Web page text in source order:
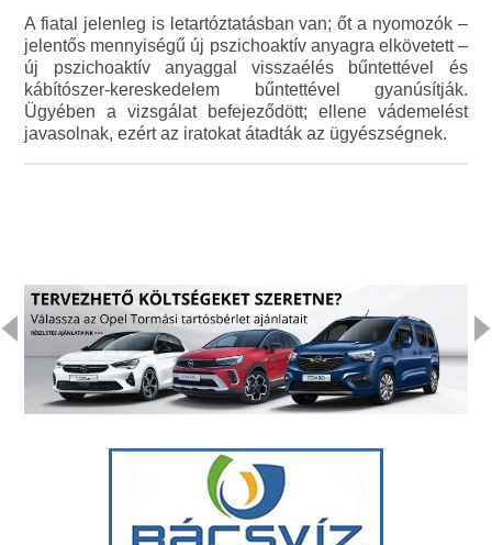
A fiatal jelenleg is letartóztatásban van; őt a nyomozók –
jelentős mennyiségű új pszichoaktív anyagra elkövetett –
új pszichoaktív anyaggal visszaélés bűntettével és
kábítószer-kereskedelem bűntettével gyanúsítják.
Ügyében a vizsgálat befejeződött; ellene vádemelést
javasolnak, ezért az iratokat átadták az ügyészségnek.